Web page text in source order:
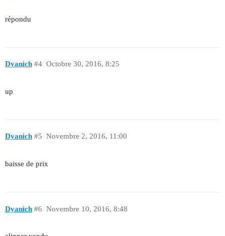
répondu
Dyanich Octobre 30, 2016, 8:25
#4
up
Dyanich Novembre 2, 2016, 11:00
#5
baisse de prix
Dyanich Novembre 10, 2016, 8:48
#6